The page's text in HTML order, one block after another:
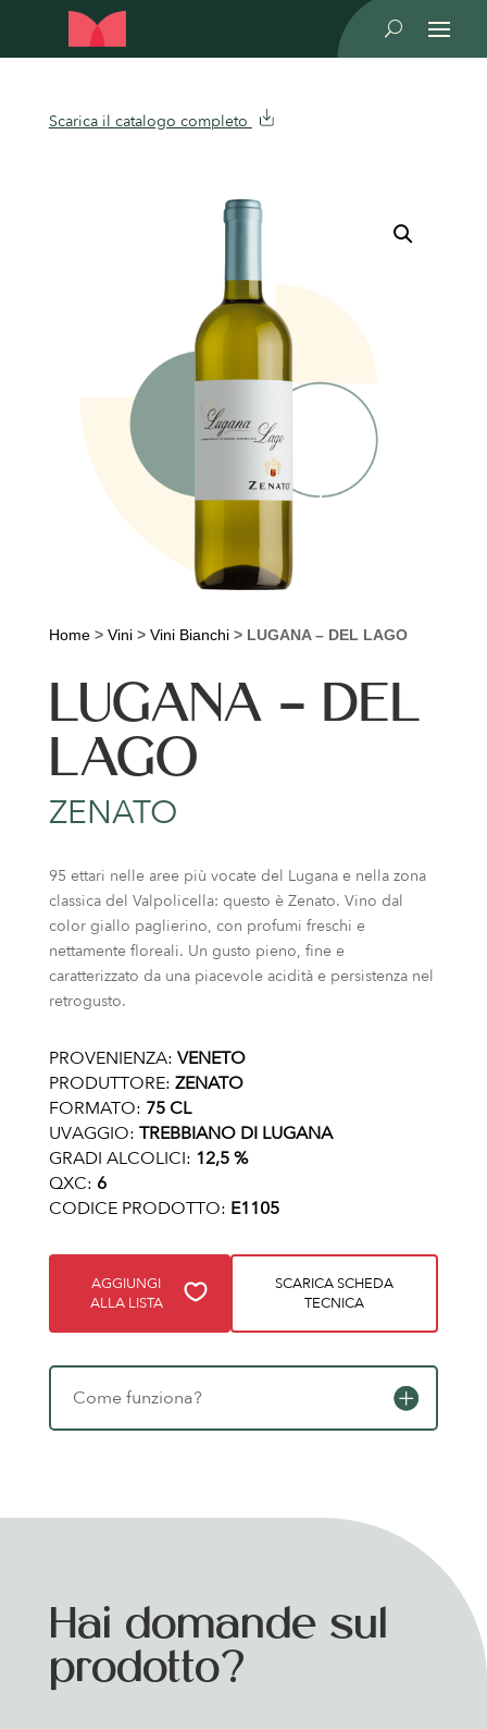
U
Scarica il catalogo completo
Home> Vini> Vini Bianchi> LUGANA – DEL LAGO
LUGANA – DEL
LAGO
ZENATO
95 ettari nelle aree più vocate del Lugana e nella zona
classica del Valpolicella: questo è Zenato. Vino dal
color giallo paglierino, con profumi freschi e
nettamente floreali. Un gusto pieno, fine e
caratterizzato da una piacevole acidità e persistenza nel
retrogusto.
PROVENIENZA: VENETO
PRODUTTORE: ZENATO
FORMATO: 75 CL
UVAGGIO: TREBBIANO DI LUGANA
GRADI ALCOLICI: 12,5 %
QXC: 6
CODICE PRODOTTO: E1105
AGGIUNGI
ALLA LISTA
SCARICA SCHEDA
TECNICA
Come funziona?
Hai domande sul
prodotto?